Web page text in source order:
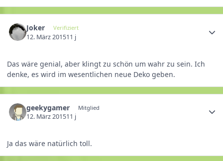
Joker Verifiziert
12. März 201511 j
Das wäre genial, aber klingt zu schön um wahr zu sein. Ich
denke, es wird im wesentlichen neue Deko geben.
geekygamer Mitglied
12. März 201511 j
Ja das wäre natürlich toll.